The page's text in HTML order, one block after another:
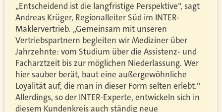
„Entscheidend ist die langfristige Perspektive“, sagt
Andreas Krüger, Regionalleiter Süd im INTER-
Maklervertrieb. „Gemeinsam mit unseren
Vertriebspartnern begleiten wir Mediziner über
Jahrzehnte: vom Studium über die Assistenz- und
Facharztzeit bis zur möglichen Niederlassung. Wer
hier sauber berät, baut eine außergewöhnliche
Loyalität auf, die man in dieser Form selten erlebt.“
Allerdings, so der INTER-Experte, entwickeln sich in
diesem Kundenkreis auch ständig neue